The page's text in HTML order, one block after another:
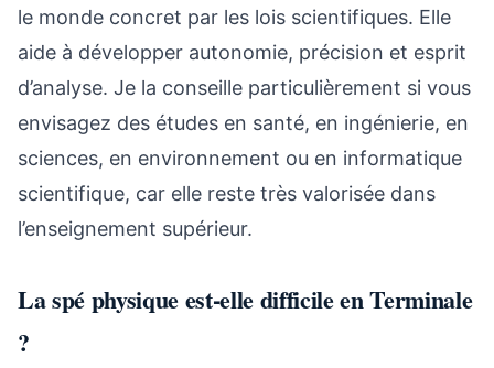
le monde concret par les lois scientifiques. Elle
aide à développer autonomie, précision et esprit
d’analyse. Je la conseille particulièrement si vous
envisagez des études en santé, en ingénierie, en
sciences, en environnement ou en informatique
scientifique, car elle reste très valorisée dans
l’enseignement supérieur.
La spé physique est-elle difficile en Terminale
?